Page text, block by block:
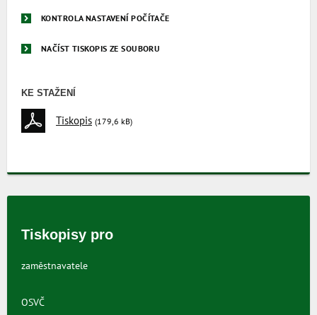
KONTROLA NASTAVENÍ POČÍTAČE
NAČÍST TISKOPIS ZE SOUBORU
KE STAŽENÍ
Tiskopis (179,6 kB)
Tiskopisy pro
zaměstnavatele
OSVČ